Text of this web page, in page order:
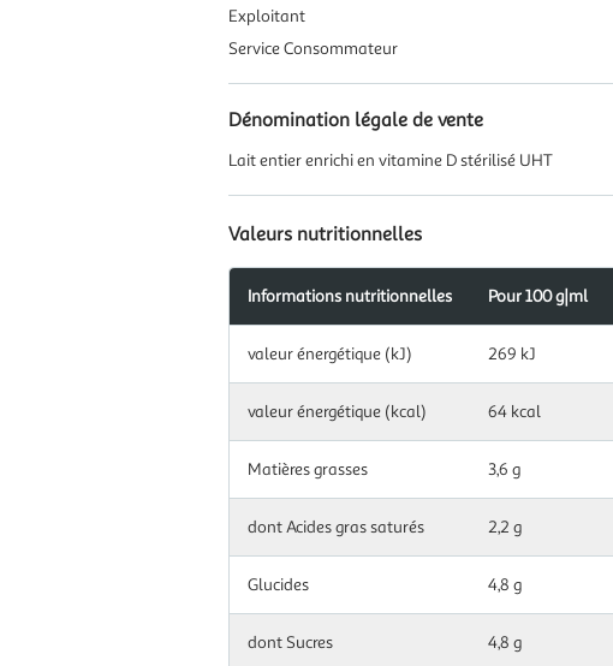
Exploitant
Service Consommateur
Dénomination légale de vente
Lait entier enrichi en vitamine D stérilisé UHT
Valeurs nutritionnelles
nutritionnelles
pour
g|ml
Informations nutritionnelles Pour 100 g|ml
valeur énergétique (kJ) 269 kJ
valeur énergétique (kcal) 64 kcal
Matières grasses 3,6 g
dont Acides gras saturés 2,2 g
Glucides 4,8 g
dont Sucres 4,8 g